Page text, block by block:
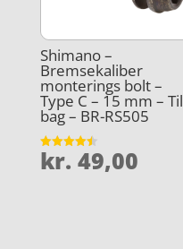
Shimano –
Bremsekaliber
monterings bolt –
Type C – 15 mm – Til
bag – BR-RS505
Vurderet
4.5
kr. 49,00